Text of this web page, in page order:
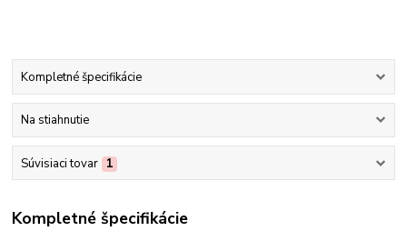
Kompletné špecifikácie
Na stiahnutie
Súvisiaci tovar 1
Kompletné špecifikácie